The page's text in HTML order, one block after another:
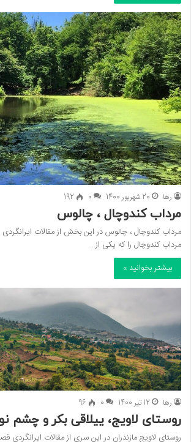
رها 20 شهریور 1400 0
192
مرداب کندوچال ، چالوس
مرداب کندوچال ، چالوس در این بخش از مقالات
مرداب کندوچال را که یکی از…
بیشتر بخوانید »
رها 12 تیر 1400 0
96
روستای لاویج، ییلاقی بکر و چشم
روستای لاویج مازندران در این سری از مقالات ایرانگردی